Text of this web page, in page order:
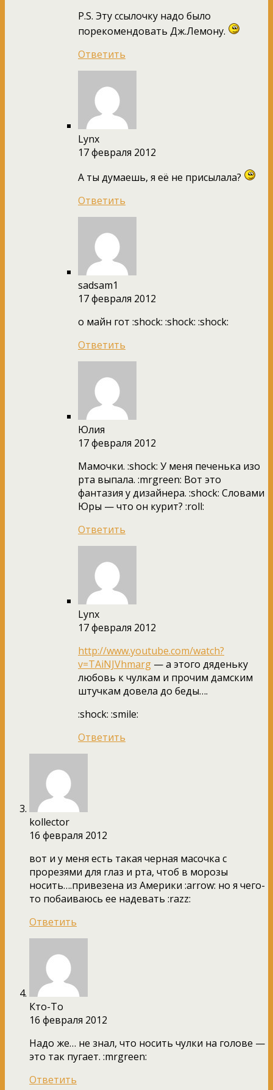
P.S. Эту ссылочку надо было
порекомендовать Дж.Лемону.
Ответить
Lynx
17 февраля 2012
А ты думаешь, я её не присылала?
Ответить
sadsam1
17 февраля 2012
о майн гот :shock: :shock: :shock:
Ответить
Юлия
17 февраля 2012
Мамочки. :shock: У меня печенька изо
рта выпала. :mrgreen: Вот это
фантазия у дизайнера. :shock: Словами
Юры — что он курит? :roll:
Ответить
Lynx
17 февраля 2012
http://www.youtube.com/watch?
v=TAiNJVhmarg — а этого дяденьку
любовь к чулкам и прочим дамским
штучкам довела до беды….
:shock: :smile:
Ответить
kollector
16 февраля 2012
вот и у меня есть такая черная масочка с
прорезями для глаз и рта, чтоб в морозы
носить….привезена из Америки :arrow: но я чего-
то побаиваюсь ее надевать :razz:
Ответить
Кто-То
16 февраля 2012
Надо же… не знал, что носить чулки на голове —
это так пугает. :mrgreen:
Ответить